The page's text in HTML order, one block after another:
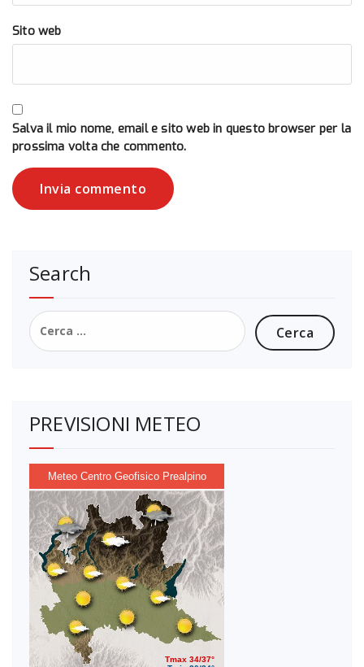
Sito web
Salva il mio nome, email e sito web in questo browser per la
prossima volta che commento.
Search
Ricerca
per:
PREVISIONI METEO